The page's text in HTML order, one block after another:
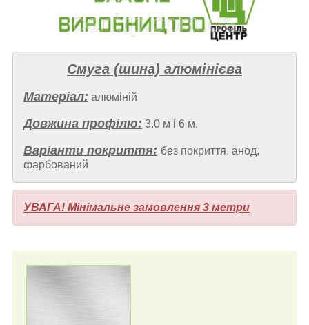
Смуга (шина) алюмінієва
Матеріал: алюміній
Довжина профілю: 3.0 м і 6 м.
Варіанти покриття: без покриття, анод,
фарбований
УВАГА! Мінімальне замовлення 3 метри